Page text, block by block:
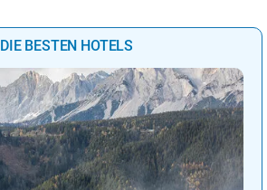
DIE BESTEN HOTELS